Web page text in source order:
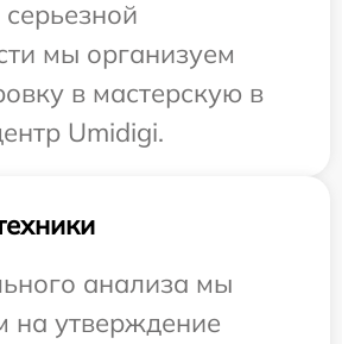
мы организуем
в мастерскую в
Umidigi.
анализа мы
на утверждение